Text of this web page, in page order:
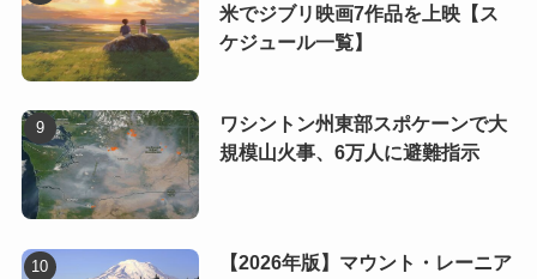
米でジブリ映画7作品を上映【ス
ケジュール一覧】
ワシントン州東部スポケーンで大
規模山火事、6万人に避難指示
【2026年版】マウント・レーニア